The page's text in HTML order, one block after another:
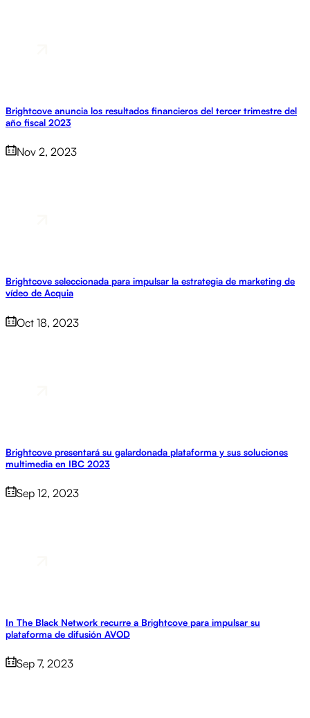
Brightcove anuncia los resultados financieros del tercer trimestre del
año fiscal 2023
Nov 2, 2023
Brightcove seleccionada para impulsar la estrategia de marketing de
vídeo de Acquia
Oct 18, 2023
Brightcove presentará su galardonada plataforma y sus soluciones
multimedia en IBC 2023
Sep 12, 2023
In The Black Network recurre a Brightcove para impulsar su
plataforma de difusión AVOD
Sep 7, 2023